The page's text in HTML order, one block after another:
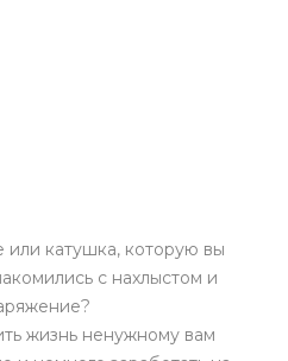
или катушка, которую вы
с нахлыстом и
жизнь ненужному вам